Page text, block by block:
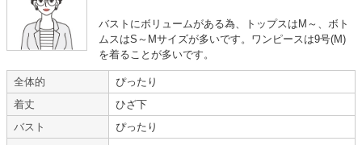
Hermoso luxe Hermoso
黒色の靴と合わせて着用
バストにボリュームがある為、トップスはM～、ボト
ムスはS～Mサイズが多いです。ワンピースは9号(M)
を着ることが多いです。
全体的
ぴったり
着丈
ひざ下
バスト
ぴったり